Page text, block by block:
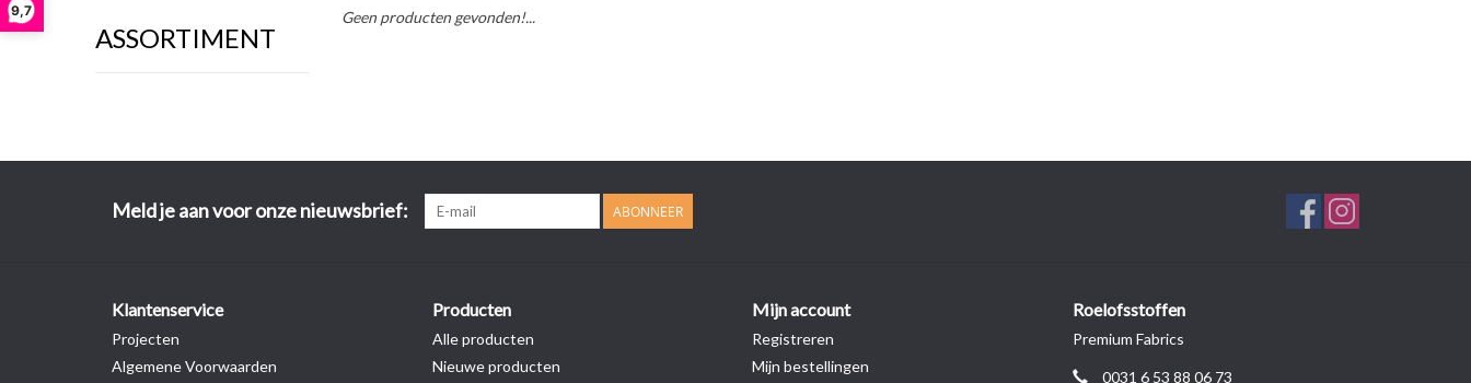
9,7
ASSORTIMENT
Geen producten gevonden!...
Meld je aan voor onze nieuwsbrief: ABONNEER
Klantenservice
Projecten
Algemene Voorwaarden
Producten
Alle producten
Nieuwe producten
Mijn account
Registreren
Mijn bestellingen
Roelofsstoffen
Premium Fabrics
0031 6 53 88 06 73